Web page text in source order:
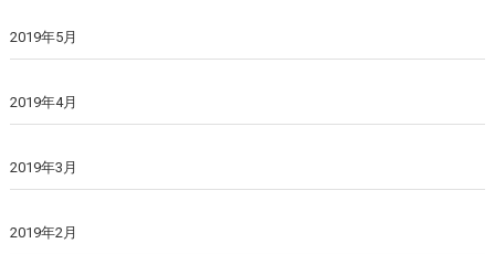
2019年5月
2019年4月
2019年3月
2019年2月